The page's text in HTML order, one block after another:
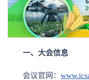
一、大会信息
会议官网：